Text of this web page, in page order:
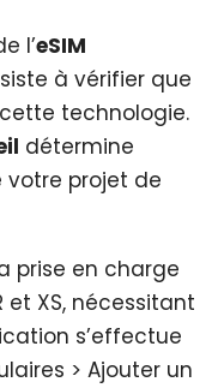
l’eSIM
à vérifier que
technologie.
détermine
projet de
prise en charge
et XS, nécessitant
s’effectue
> Ajouter un